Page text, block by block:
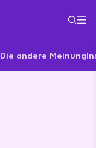
Die andere Meinung